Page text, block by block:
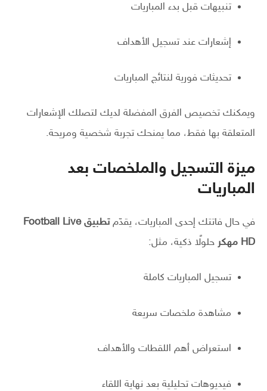
تنبيهات قبل بدء المباريات
إشعارات عند تسجيل الأهداف
تحديثات فورية لنتائج المباريات
ويمكنك تخصيص الفرق المفضلة لديك لتصلك الإشعارات
المتعلقة بها فقط، مما يمنحك تجربة شخصية ومريحة.
ميزة التسجيل والملخصات بعد
المباريات
في حال فاتتك إحدى المباريات، يقدّم
تطبيق Football Live
HD مهكر
حلولًا ذكية، مثل:
تسجيل المباريات كاملة
مشاهدة ملخصات سريعة
استعراض أهم اللقطات والأهداف
فيديوهات تحليلية بعد نهاية اللقاء